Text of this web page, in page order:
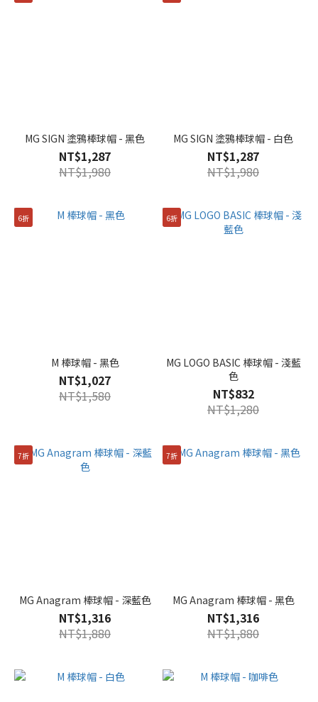
MG SIGN 塗鴉棒球帽 - 黑色
NT$1,287
NT$1,980
MG SIGN 塗鴉棒球帽 - 白色
NT$1,287
NT$1,980
6折
M 棒球帽 - 黑色
NT$1,027
NT$1,580
6折
MG LOGO BASIC 棒球帽 - 淺藍
色
NT$832
NT$1,280
7折
MG Anagram 棒球帽 - 深藍色
NT$1,316
NT$1,880
7折
MG Anagram 棒球帽 - 黑色
NT$1,316
NT$1,880